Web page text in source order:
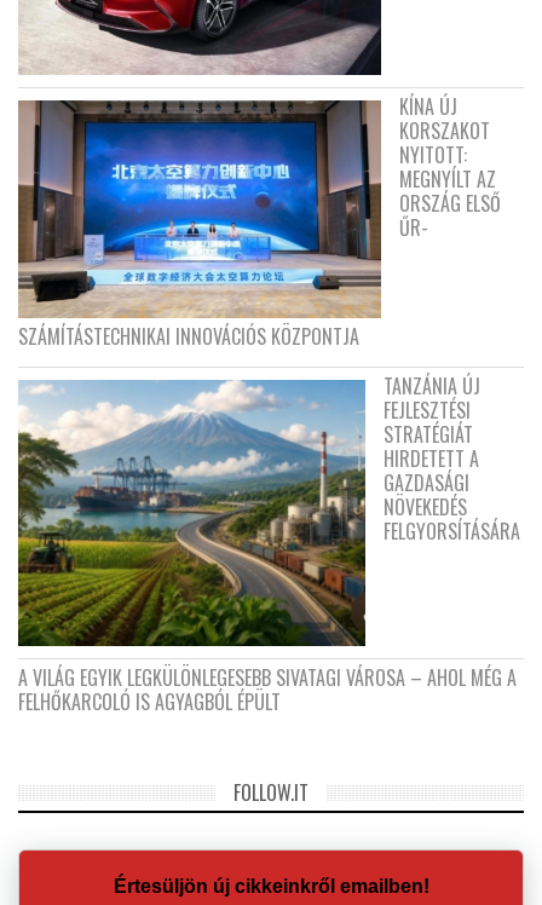
KÍNA ÚJ
KORSZAKOT
NYITOTT:
MEGNYÍLT AZ
ORSZÁG ELSŐ
ŰR-
SZÁMÍTÁSTECHNIKAI INNOVÁCIÓS KÖZPONTJA
TANZÁNIA ÚJ
FEJLESZTÉSI
STRATÉGIÁT
HIRDETETT A
GAZDASÁGI
NÖVEKEDÉS
FELGYORSÍTÁSÁRA
A VILÁG EGYIK LEGKÜLÖNLEGESEBB SIVATAGI VÁROSA – AHOL MÉG A
FELHŐKARCOLÓ IS AGYAGBÓL ÉPÜLT
FOLLOW.IT
Értesüljön új cikkeinkről emailben!